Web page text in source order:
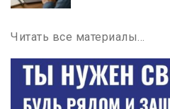
Читать все материалы…